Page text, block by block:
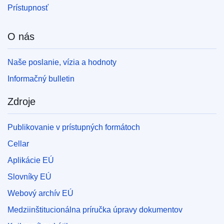
Prístupnosť
O nás
Naše poslanie, vízia a hodnoty
Informačný bulletin
Zdroje
Publikovanie v prístupných formátoch
Cellar
Aplikácie EÚ
Slovníky EÚ
Webový archív EÚ
Medziinštitucionálna príručka úpravy dokumentov